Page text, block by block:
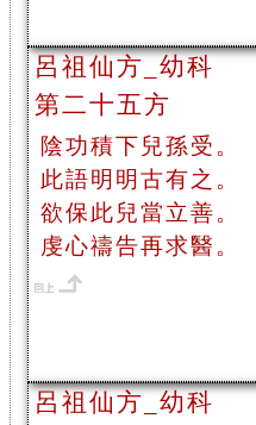
呂祖仙方_幼科
第二十五方
陰功積下兒孫受。
此語明明古有之。
欲保此兒當立善。
虔心禱告再求醫。
呂祖仙方_幼科